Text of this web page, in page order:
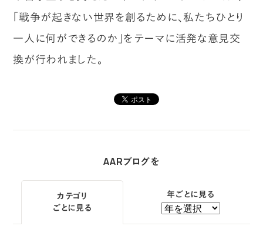
「戦争が起きない世界を創るために、私たちひとり
一人に何ができるのか」をテーマに活発な意見交
換が行われました。
AARブログを
カテゴリ
ごとに見る
年ごとに見る